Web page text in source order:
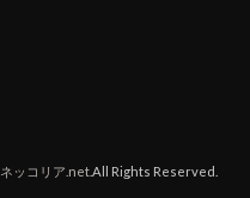
ネッコリア.net.All Rights Reserved.